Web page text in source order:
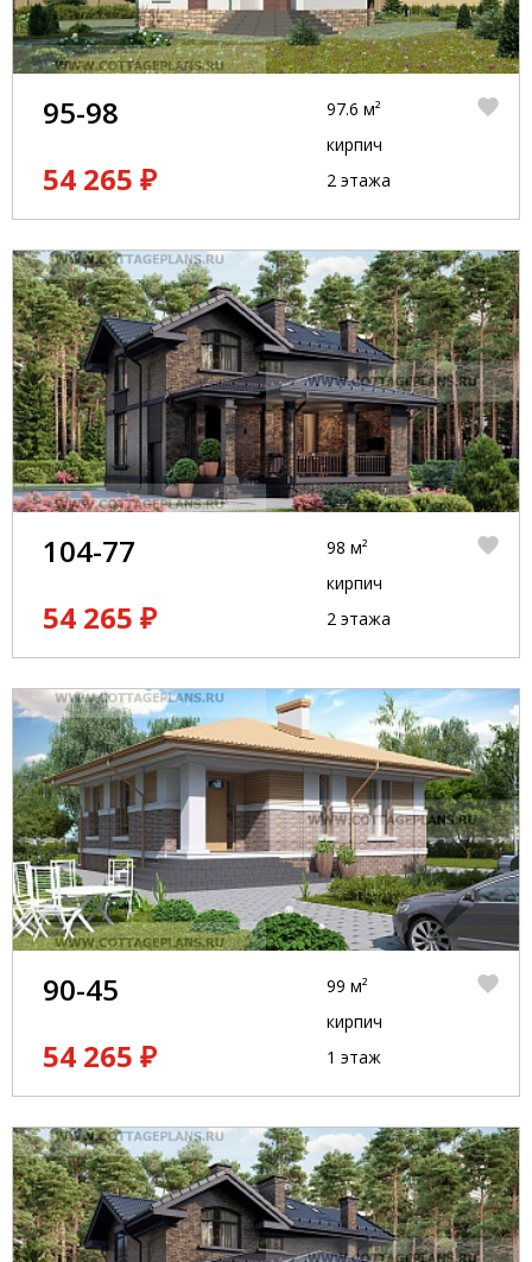
95-98
54 265 ₽
97.6 м²
кирпич
2 этажа
104-77
54 265 ₽
98 м²
кирпич
2 этажа
90-45
54 265 ₽
99 м²
кирпич
1 этаж